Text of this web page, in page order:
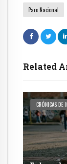
Paro Nacional
Related
CRÓNICAS DE